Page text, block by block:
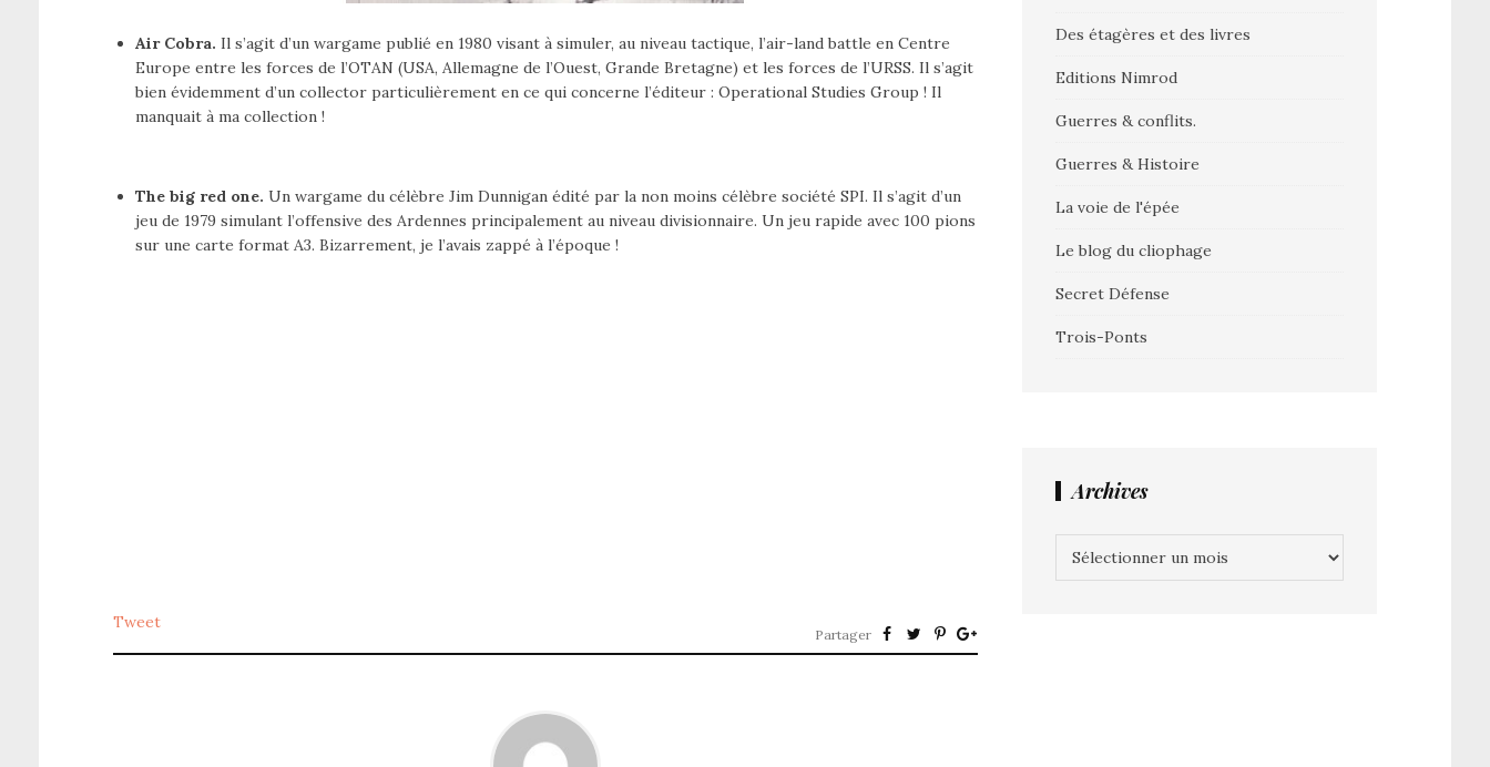
Air Cobra. Il s’agit d’un wargame publié en 1980 visant à simuler, au niveau tactique, l’air-land battle en Centre
Europe entre les forces de l’OTAN (USA, Allemagne de l’Ouest, Grande Bretagne) et les forces de l’URSS. Il s’agit
bien évidemment d’un collector particulièrement en ce qui concerne l’éditeur : Operational Studies Group ! Il
manquait à ma collection !
The big red one. Un wargame du célèbre Jim Dunnigan édité par la non moins célèbre société SPI. Il s’agit d’un
jeu de 1979 simulant l’offensive des Ardennes principalement au niveau divisionnaire. Un jeu rapide avec 100 pions
sur une carte format A3. Bizarrement, je l’avais zappé à l’époque !
Tweet
Partager
Des étagères et des livres
Editions Nimrod
Guerres & conflits.
Guerres & Histoire
La voie de l'épée
Le blog du cliophage
Secret Défense
Trois-Ponts
Archives